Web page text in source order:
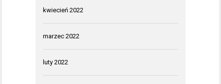
kwiecień 2022
marzec 2022
luty 2022